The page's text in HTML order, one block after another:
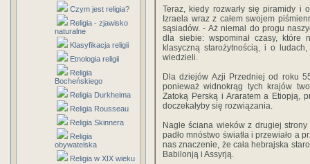
Czym jest religia?
Religia - zjawisko
naturalne
Klasyfikacja religii
Etnologia religii
Religia
Bocheńskiego
Religia Durkheima
Religia Rousseau
Religia Skinnera
Religia
obywatelska
Religia w XIX wieku
Teraz, kiedy rozwarły się piramidy i
Izraela wraz z całem swojem
sąsiadów. - Aż niemal do progu
dla siebie: wspominał czasy, które
klasyczną starożytnością, i o
wiedzieli.
Dla dziejów Azji Przedniej od roku
ponieważ widnokrąg tych krajów
Zatoką Perską i Araratem a Etiopją,
doczekałyby się rozwiązania.
Nagle ściana wieków z drugiej
padło mnóstwo światła i przewiało a
nas znaczenie, że cała hebrajska
Babilonją i Assyrją.